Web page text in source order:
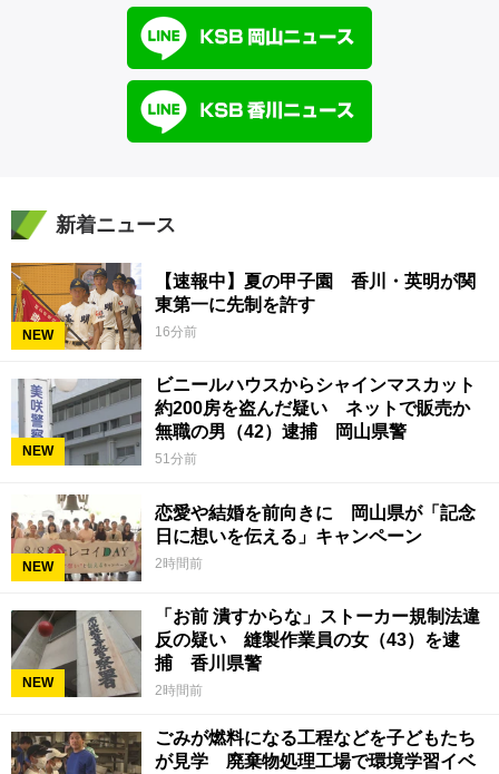
新着ニュース
NEW
【速報中】夏の甲子園 香川・英明が関
東第一に先制を許す
16分前
NEW
ビニールハウスからシャインマスカット
約200房を盗んだ疑い ネットで販売か
無職の男（42）逮捕 岡山県警
51分前
NEW
恋愛や結婚を前向きに 岡山県が「記念
日に想いを伝える」キャンペーン
2時間前
NEW
「お前 潰すからな」ストーカー規制法違
反の疑い 縫製作業員の女（43）を逮
捕 香川県警
2時間前
ごみが燃料になる工程などを子どもたち
が見学 廃棄物処理工場で環境学習イベ